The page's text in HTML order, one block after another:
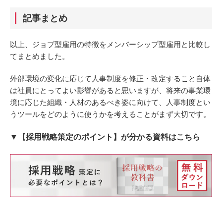
記事まとめ
以上、ジョブ型雇用の特徴をメンバーシップ型雇用と比較し
てまとめました。
外部環境の変化に応じて人事制度を修正・改定すること自体
は社員にとってよい影響があると思いますが、将来の事業環
境に応じた組織・人材のあるべき姿に向けて、人事制度とい
うツールをどのように使うかを考えることがまず大切です。
▼【採用戦略策定のポイント】が分かる資料はこちら